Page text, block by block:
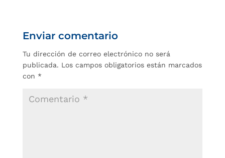
Enviar comentario
Tu dirección de correo electrónico no será
publicada. Los campos obligatorios están marcados
con *